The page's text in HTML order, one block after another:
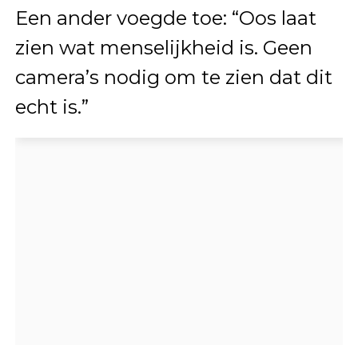
Een ander voegde toe: “Oos laat
zien wat menselijkheid is. Geen
camera’s nodig om te zien dat dit
echt is.”